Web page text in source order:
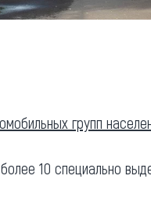
групп
10 специально